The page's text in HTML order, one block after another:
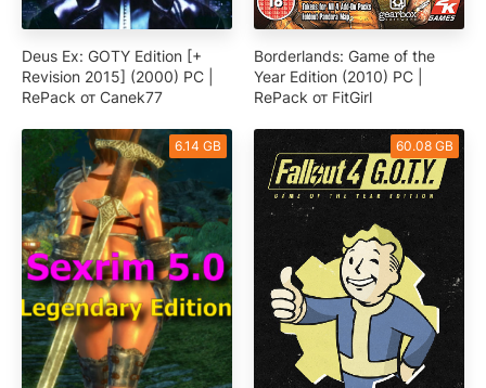
Deus Ex: GOTY Edition [+
Revision 2015] (2000) PC |
RePack от Canek77
Borderlands: Game of the
Year Edition (2010) PC |
RePack от FitGirl
6.14 GB 60.08 GB